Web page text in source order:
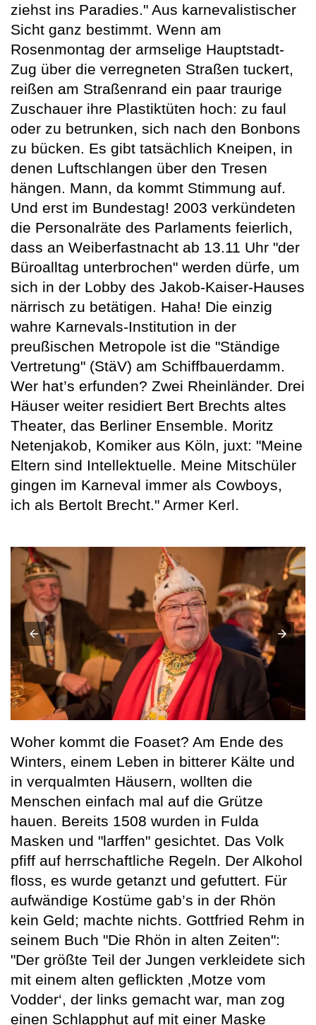
ziehst ins Paradies." Aus karnevalistischer
Sicht ganz bestimmt. Wenn am
Rosenmontag der armselige Hauptstadt-
Zug über die verregneten Straßen tuckert,
reißen am Straßenrand ein paar traurige
Zuschauer ihre Plastiktüten hoch: zu faul
oder zu betrunken, sich nach den Bonbons
zu bücken. Es gibt tatsächlich Kneipen, in
denen Luftschlangen über den Tresen
hängen. Mann, da kommt Stimmung auf.
Und erst im Bundestag! 2003 verkündeten
die Personalräte des Parlaments feierlich,
dass an Weiberfastnacht ab 13.11 Uhr "der
Büroalltag unterbrochen" werden dürfe, um
sich in der Lobby des Jakob-Kaiser-Hauses
närrisch zu betätigen. Haha! Die einzig
wahre Karnevals-Institution in der
preußischen Metropole ist die "Ständige
Vertretung" (StäV) am Schiffbauerdamm.
Wer hat’s erfunden? Zwei Rheinländer. Drei
Häuser weiter residiert Bert Brechts altes
Theater, das Berliner Ensemble. Moritz
Netenjakob, Komiker aus Köln, juxt: "Meine
Eltern sind Intellektuelle. Meine Mitschüler
gingen im Karneval immer als Cowboys,
ich als Bertolt Brecht." Armer Kerl.
Woher kommt die Foaset? Am Ende des
Winters, einem Leben in bitterer Kälte und
in verqualmten Häusern, wollten die
Menschen einfach mal auf die Grütze
hauen. Bereits 1508 wurden in Fulda
Masken und "larffen" gesichtet. Das Volk
pfiff auf herrschaftliche Regeln. Der Alkohol
floss, es wurde getanzt und gefuttert. Für
aufwändige Kostüme gab’s in der Rhön
kein Geld; machte nichts. Gottfried Rehm in
seinem Buch "Die Rhön in alten Zeiten":
"Der größte Teil der Jungen verkleidete sich
mit einem alten geflickten ‚Motze vom
Vodder‘, der links gemacht war, man zog
einen Schlapphut auf mit einer Maske